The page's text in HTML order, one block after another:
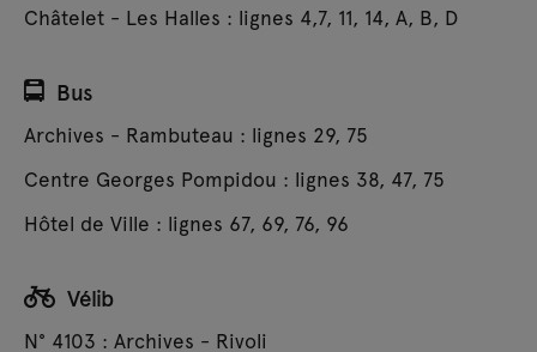
Châtelet - Les Halles : lignes 4,7, 11, 14, A, B, D
Bus
Archives - Rambuteau : lignes 29, 75
Centre Georges Pompidou : lignes 38, 47, 75
Hôtel de Ville : lignes 67, 69, 76, 96
Vélib
N° 4103 : Archives - Rivoli